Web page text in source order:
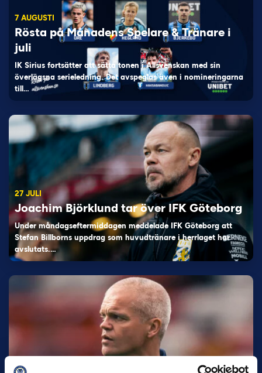
7 AUGUSTI
Rösta på Månadens Spelare & Tränare i
juli
IK Sirius fortsätter att sätta tonen i Allsvenskan med sin
överlägsna serieledning. Det avspeglas även i nomineringarna
till…
27 JULI
Joachim Björklund tar över IFK Göteborg
Under måndagseftermiddagen meddelade IFK Göteborg att
Stefan Billborns uppdrag som huvudtränare i herrlaget har
avslutats.…